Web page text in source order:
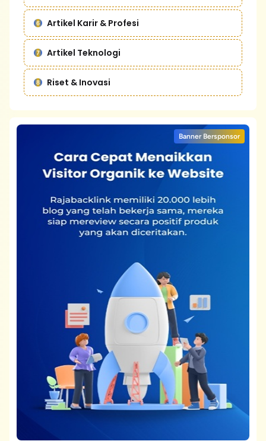
Artikel Karir & Profesi
Artikel Teknologi
Riset & Inovasi
Banner Bersponsor